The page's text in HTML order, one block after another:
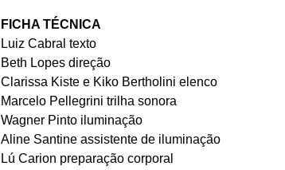
FICHA TÉCNICA
Luiz Cabral texto
Beth Lopes direção
Clarissa Kiste e Kiko Bertholini elenco
Marcelo Pellegrini trilha sonora
Wagner Pinto iluminação
Aline Santine assistente de iluminação
Lú Carion preparação corporal